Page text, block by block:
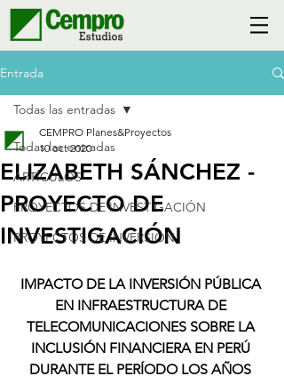
Entrada
Todas las entradas
ARTÍCULOS
PROYECTOS DE INVESTIGACIÓN
PROYECTOS DE INVERSIÓN
Todas las entradas
ELIZABETH SÁNCHEZ -
PROYECTO DE
INVESTIGACIÓN
CEMPRO Planes&Proyectos
10 oct 2020
IMPACTO DE LA INVERSIÓN PÚBLICA
EN INFRAESTRUCTURA DE
TELECOMUNICACIONES SOBRE LA
INCLUSIÓN FINANCIERA EN PERÚ
DURANTE EL PERÍODO LOS AÑOS